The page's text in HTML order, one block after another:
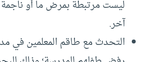
ليست مرتبطة بمرض ما أو
آخر.
التحدث مع طاقم المعلمين في